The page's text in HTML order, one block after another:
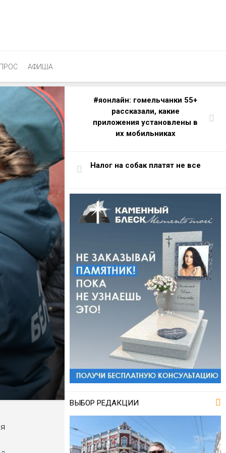
АФИША
#яонлайн: гомельчанки 55+
рассказали, какие
приложения установлены в
их мобильниках
Налог на собак платят не все
ВЫБОР РЕДАКЦИИ